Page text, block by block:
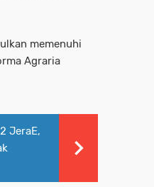
memenuhi
Agraria
JeraE,